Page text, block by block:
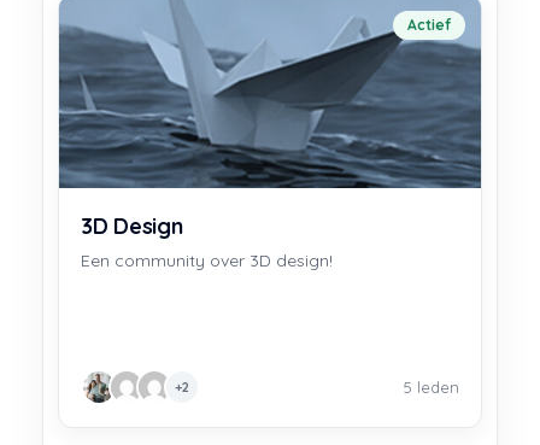
Actief
3D Design
Een community over 3D design!
+2 5 leden